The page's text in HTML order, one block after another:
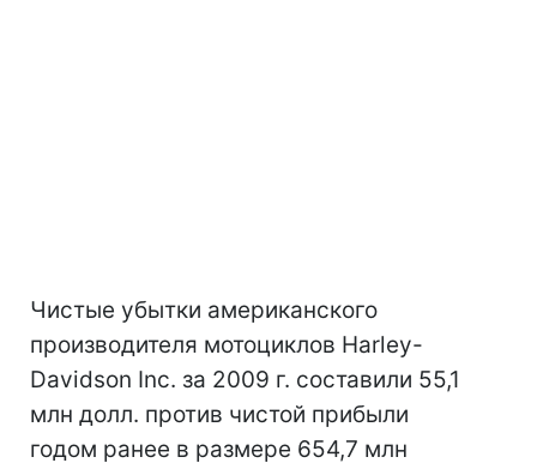
Чистые убытки американского
производителя мотоциклов Harley-
Davidson Inc. за 2009 г. составили 55,1
млн долл. против чистой прибыли
годом ранее в размере 654,7 млн